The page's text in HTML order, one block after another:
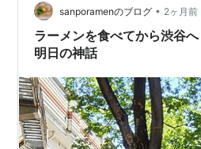
い。人間は身体をもって生きて
眠ること、休むこと、…
sanporamenのブログ • 2ヶ月前
ラーメンを食べてから渋谷
明日の神話